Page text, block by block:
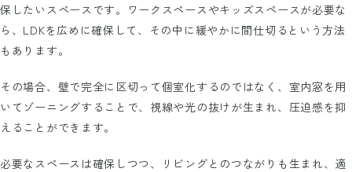
保したいスペースです。ワークスペースやキッズスペースが必要な
ら、LDKを広めに確保して、その中に緩やかに間仕切るという方法
もあります。
その場合、壁で完全に区切って個室化するのではなく、室内窓を用
いてゾーニングすることで、視線や光の抜けが生まれ、圧迫感を抑
えることができます。
必要なスペースは確保しつつ、リビングとのつながりも生まれ、適